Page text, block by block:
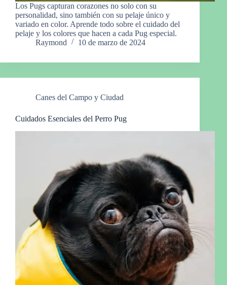
Los Pugs capturan corazones no solo con su
personalidad, sino también con su pelaje único y
variado en color. Aprende todo sobre el cuidado del
pelaje y los colores que hacen a cada Pug especial.
Raymond
10 de marzo de 2024
Canes del Campo y Ciudad
Cuidados Esenciales del Perro Pug